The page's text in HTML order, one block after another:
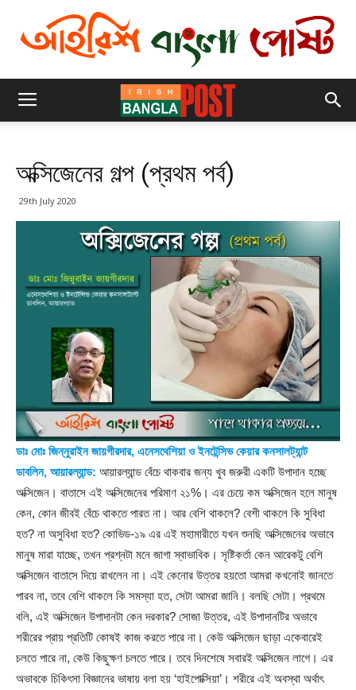
অক্সিজেনের গল্প (প্রথম পর্ব)
29th July 2020
ডাঃ মোঃ জিন্নুরাইন জায়গীরদার, এনেসথেশিয়া ও ইনটেন্সিভ কেয়ার কনসালট্যান্ট
ডাবলিন, আয়ারল্যান্ড: আয়ারল্যান্ড বেঁচে থাকবার জন্য খুব জরুরী একটি উপাদান হচ্ছে
অক্সিজেন। বাতাসে এই অক্সিজেনের পরিমাণ ২১%। এর চেয়ে কম অক্সিজেন হলে মানুষ
কেন, কোন জীবই বেঁচে থাকতে পারত না। আর বেশি থাকলে? বেশী থাকলে কি সুবিধা
হত? না অসুবিধা হত? কোভিড-১৯ এর এই মহামারীতে যখন শুনছি অক্সিজেনের অভাবে
মানুষ মারা যাচ্ছে, তখন প্রশ্নটা মনে জাগা স্বাভাবিক। সৃষ্টিকর্তা কেন আরেকটু বেশি
অক্সিজেন বাতাসে দিয়ে রাখলেন না। এই কেনোর উত্তর হয়তো আমরা কখনোই জানতে
পারব না, তবে বেশি থাকলে কি সমস্যা হত, সেটা আমরা জানি। বলছি সেটা। প্রথমে
বলি, এই অক্সিজেন উপাদানটা কেন দরকার? সোজা উত্তর, এই উপাদানটির অভাবে
শরীরের প্রায় প্রতিটি কোষই কাজ করতে পারে না। কেউ অক্সিজেন ছাড়া একেবারেই
চলতে পারে না, কেউ কিছুক্ষণ চলতে পারে। তবে দিনশেষে সবারই অক্সিজেন লাগে। এর
অভাবকে চিকিৎসা বিজ্ঞানের ভাষায় বলা হয় ‘হাইপোক্সিয়া’। শরীরে এই অবস্থা অর্থাৎ